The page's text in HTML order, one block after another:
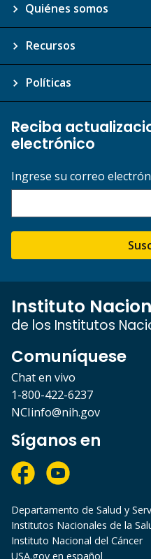
Quiénes somos
Recursos
Políticas
Reciba
electrónico
Ingrese su correo
Instituto
de los Institutos
Comuníquese
Chat en vivo
1-800-422-6237
NCIinfo@nih.gov
Síganos en
Departamento de Salud y
Institutos Nacionales de la
Instituto Nacional del Cáncer
USA.gov en español